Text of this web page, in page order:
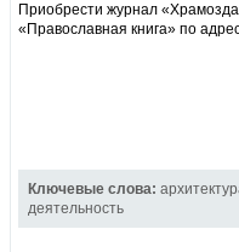
Приобрести журнал
«Православная книга» по
Ключевые слова:
деятельность